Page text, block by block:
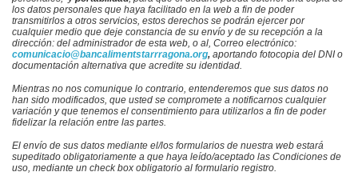
los datos personales que haya facilitado en la web a fin de poder
transmitirlos a otros servicios, estos derechos se podrán ejercer por
cualquier medio que deje constancia de su envío y de su recepción a la
dirección: del administrador de esta web, o al, Correo electrónico:
comunicacio@bancalimentstarrragona.org, aportando fotocopia del DNI o
documentación alternativa que acredite su identidad.
Mientras no nos comunique lo contrario, entenderemos que sus datos no
han sido modificados, que usted se compromete a notificarnos cualquier
variación y que tenemos el consentimiento para utilizarlos a fin de poder
fidelizar la relación entre las partes.
El envío de sus datos mediante el/los formularios de nuestra web estará
supeditado obligatoriamente a que haya leído/aceptado las Condiciones de
uso, mediante un check box obligatorio al formulario registro.